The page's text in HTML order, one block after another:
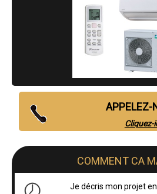
APPELEZ-
Cliquez-
COMMENT CA
Je décris mon projet